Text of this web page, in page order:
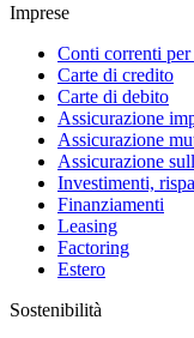
Imprese
Conti correnti per
Carte di credito
Carte di debito
Assicurazione
Assicurazione
Assicurazione
Investimenti,
Finanziamenti
Leasing
Factoring
Estero
Sostenibilità